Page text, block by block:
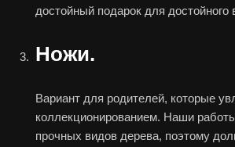
достойный подарок для достойного
Ножи.
Вариант для родителей, которые
коллекционированием. Наши
прочных видов дерева, поэтому